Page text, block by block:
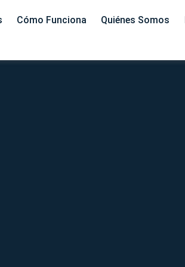
Cómo Funciona Quiénes Somos